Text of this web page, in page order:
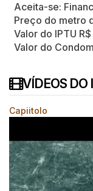
Aceita-se:
Preço do metro
Valor do IPTU R$
Valor do
VÍDEOS DO
Capiitolo